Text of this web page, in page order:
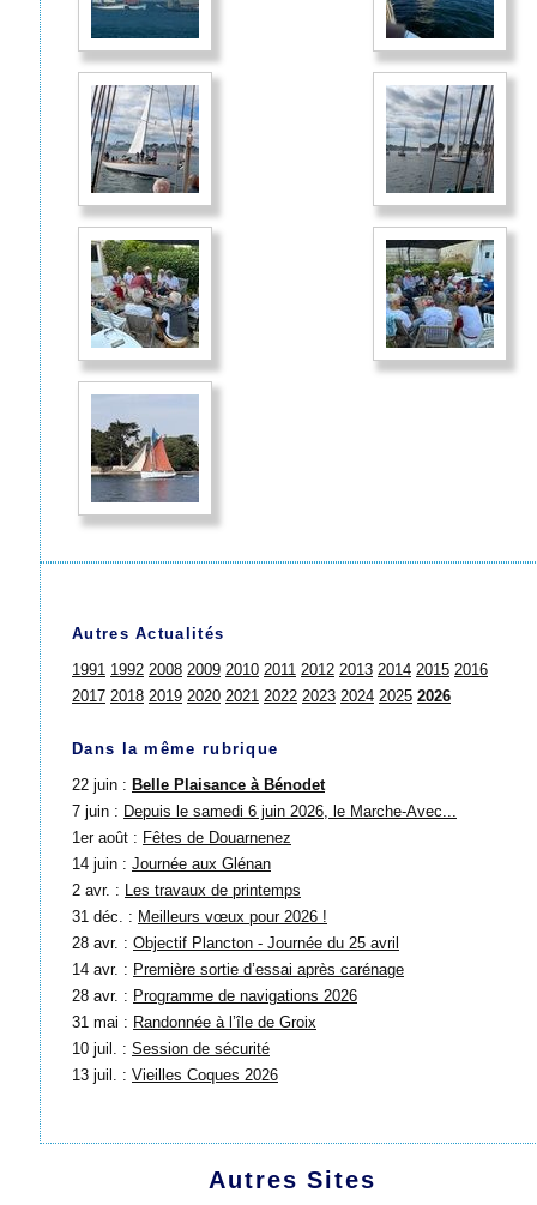
Autres Actualités
1991 1992 2008 2009 2010 2011 2012 2013 2014 2015 2016
2017 2018 2019 2020 2021 2022 2023 2024 2025 2026
Dans la même rubrique
22 juin : Belle Plaisance à Bénodet
7 juin : Depuis le samedi 6 juin 2026, le Marche-Avec...
1er août : Fêtes de Douarnenez
14 juin : Journée aux Glénan
2 avr. : Les travaux de printemps
31 déc. : Meilleurs vœux pour 2026 !
28 avr. : Objectif Plancton - Journée du 25 avril
14 avr. : Première sortie d’essai après carénage
28 avr. : Programme de navigations 2026
31 mai : Randonnée à l’île de Groix
10 juil. : Session de sécurité
13 juil. : Vieilles Coques 2026
Autres Sites